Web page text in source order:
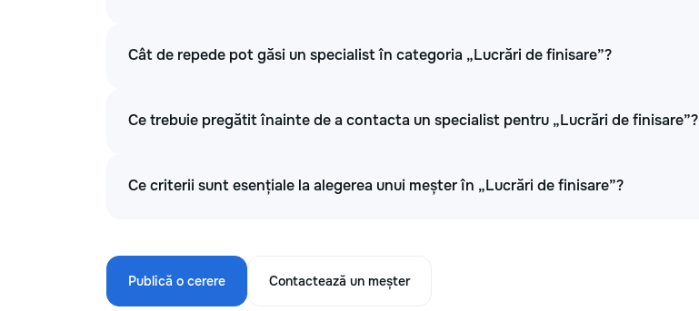
Cât de repede pot găsi un specialist în categoria „Lucrări de finisare”?
Ce trebuie pregătit înainte de a contacta un specialist pentru „Lucrări de finisare”?
Ce criterii sunt esențiale la alegerea unui meșter în „Lucrări de finisare”?
Publică o cerere Contactează un meșter